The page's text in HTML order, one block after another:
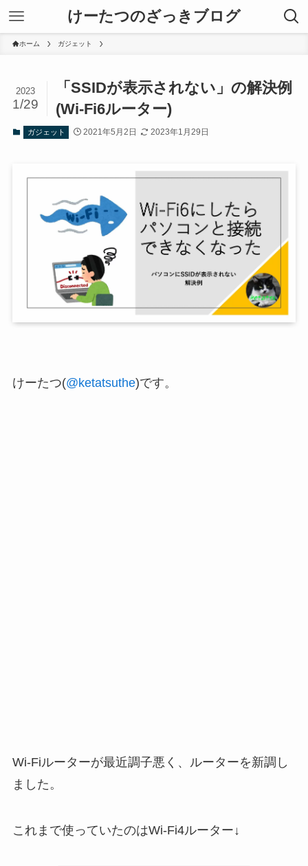
けーたつのざっきブログ
ホーム ガジェット
「SSIDが表示されない」の解決例
(Wi-Fi6ルーター)
2023
1/29
ガジェット 2021年5月2日 2023年1月29日
けーたつ(@ketatsuthe)です。
Wi-Fiルーターが最近調子悪く、ルーターを新調し
ました。
これまで使っていたのはWi-Fi4ルーター↓